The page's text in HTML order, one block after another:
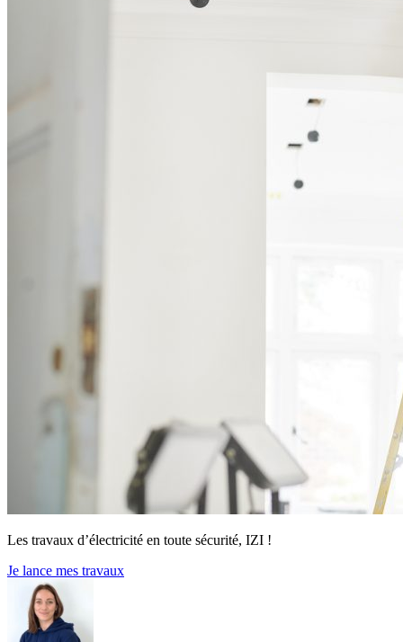
Les travaux d’électricité en toute sécurité, IZI !
Je lance mes travaux